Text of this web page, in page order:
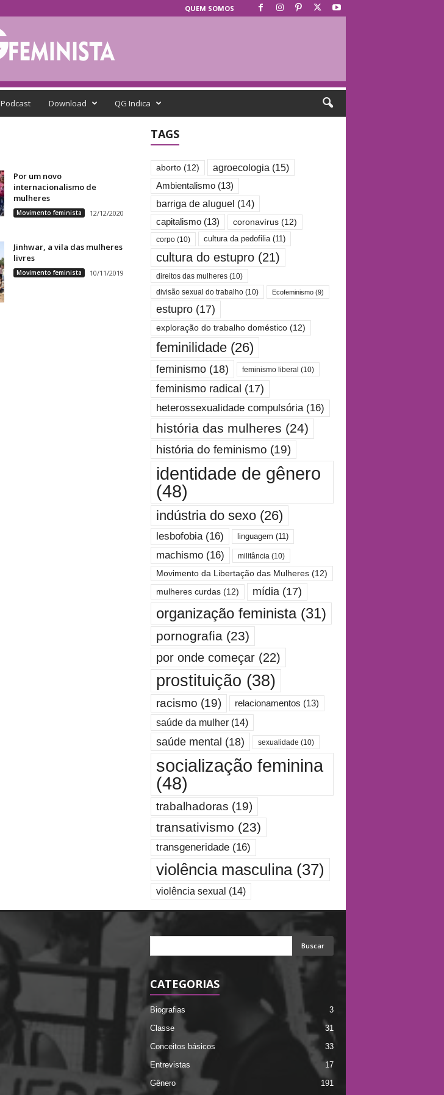
QUEM SOMOS
Podcast Download QG Indica
Por um novo
internacionalismo de
mulheres
Movimento feminista 12/12/2020
Jinhwar, a vila das mulheres
livres
Movimento feminista 10/11/2019
TAGS
aborto(12) agroecologia (15)
Ambientalismo(13)
barriga de aluguel (14)
capitalismo(13) coronavírus(12)
corpo(10) cultura da pedofilia(11)
cultura do estupro(21)
direitos das mulheres(10)
divisão sexual do trabalho(10) Ecofeminismo(9)
estupro(17)
exploração do trabalho doméstico(12)
feminilidade(26)
feminismo(18) feminismo liberal (10)
feminismo radical (17)
heterossexualidade compulsória(16)
história das mulheres (24)
história do feminismo (19)
identidade de gênero
(48)
indústria do sexo(26)
lesbofobia(16) linguagem (11)
machismo(16) militância (10)
Movimento da Libertação das Mulheres(12)
mulheres curdas(12) mídia(17)
organização feminista(31)
pornografia(23)
por onde começar(22)
prostituição (38)
racismo (19) relacionamentos (13)
saúde da mulher(14)
saúde mental (18) sexualidade (10)
socialização feminina
(48)
trabalhadoras (19)
transativismo (23)
transgeneridade(16)
violência masculina(37)
violência sexual (14)
CATEGORIAS
Biografias
3
Classe
31
Conceitos básicos
33
Entrevistas
17
Gênero
191